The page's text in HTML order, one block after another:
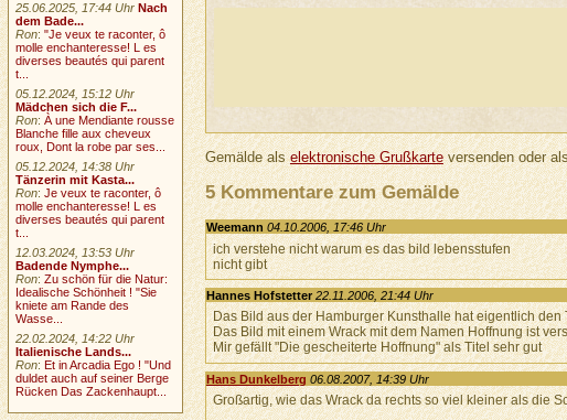
Gemälde alselektronische Grußkarteversenden oder
5 Kommentare zum Gemälde
Weemann 04.10.2006, 17:46 Uhr
ich verstehe nicht warum es das bild lebensstufen
nicht gibt
Hannes Hofstetter 22.11.2006, 21:44 Uhr
Das Bild aus der Hamburger Kunsthalle hat eigentlich den
Das Bild mit einem Wrack mit dem Namen Hoffnung ist
Mir gefällt "Die gescheiterte Hoffnung" als Titel sehr gut
Hans Dunkelberg 06.08.2007, 14:39 Uhr
Großartig, wie das Wrack da rechts so viel kleiner als die
25.06.2025, 17:44 Uhr Nach
dem Bade...
Ron:"Je veux te raconter, ô
molle enchanteresse! L es
diverses beautés qui parent
t...
05.12.2024, 15:12 Uhr
Mädchen sich die F...
Ron:À une Mendiante rousse
Blanche fille aux cheveux
roux, Dont la robe par ses...
05.12.2024, 14:38 Uhr
Tänzerin mit Kasta...
Ron:Je veux te raconter, ô
molle enchanteresse! L es
diverses beautés qui parent
t...
12.03.2024, 13:53 Uhr
Badende Nymphe...
Ron:Zu schön für die Natur:
Idealische Schönheit ! "Sie
kniete am Rande des
Wasse...
22.02.2024, 14:22 Uhr
Italienische Lands...
Ron:Et in Arcadia Ego ! "Und
duldet auch auf seiner Berge
Rücken Das Zackenhaupt...